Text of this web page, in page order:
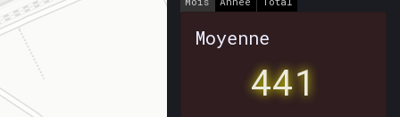
Moyenne
441